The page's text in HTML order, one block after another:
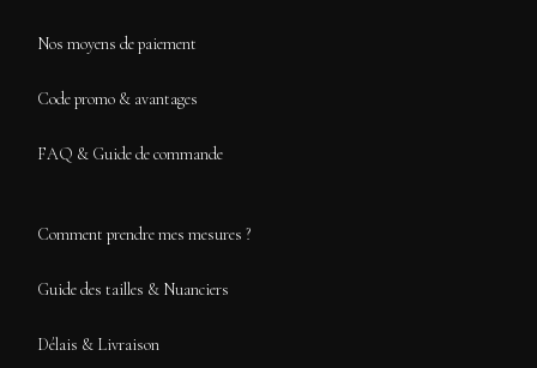
Nos moyens de paiement
Code promo & avantages
FAQ & Guide de commande
Comment prendre mes mesures ?
Guide des tailles & Nuanciers
Délais & Livraison